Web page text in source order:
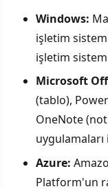
Windows:
işletim
işletim
Microsoft
(tablo),
OneNote
uygulamaları
Azure:
Platform'un